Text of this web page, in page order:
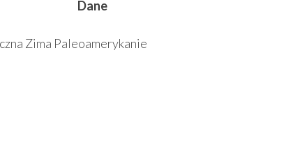
Dane
Zima Paleoamerykanie